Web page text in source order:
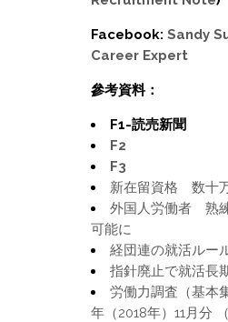
Facebook: Sandy
Career Expert
參考資料：
F1-読売新聞
F2
F3
新在留資格 数十
外国人労働者 熟
可能に
経団連の就活ルー
指針廃止で就活長
労働力調査（基本
年（2018年）11月分